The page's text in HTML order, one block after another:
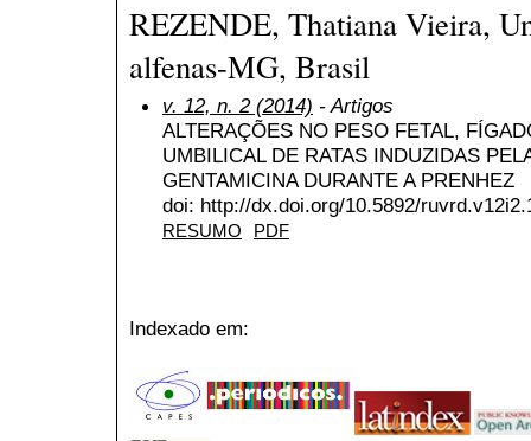
REZENDE, Thatiana Vieira,
alfenas-MG, Brasil
v. 12, n. 2 (2014) - Artigos
ALTERAÇÕES NO PESO FETAL,
UMBILICAL DE RATAS INDUZIDAS
GENTAMICINA DURANTE A PRENHEZ
doi: http://dx.doi.org/10.5892/
RESUMO PDF
Indexado em: